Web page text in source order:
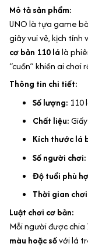
Mô tả sản phẩm:
UNO là tựa game
giây vui vẻ, kịch tính
cơ bản 110 lálà
“cuốn” khiến ai chơi
Thông tin chi tiết:
Số lượng: 110
Chất liệu:
Kích thước lá
Số người chơi:
Độ tuổi phù
Thời gian
Luật chơi cơ bản:
Mỗi người được
màu hoặc sốvới lá